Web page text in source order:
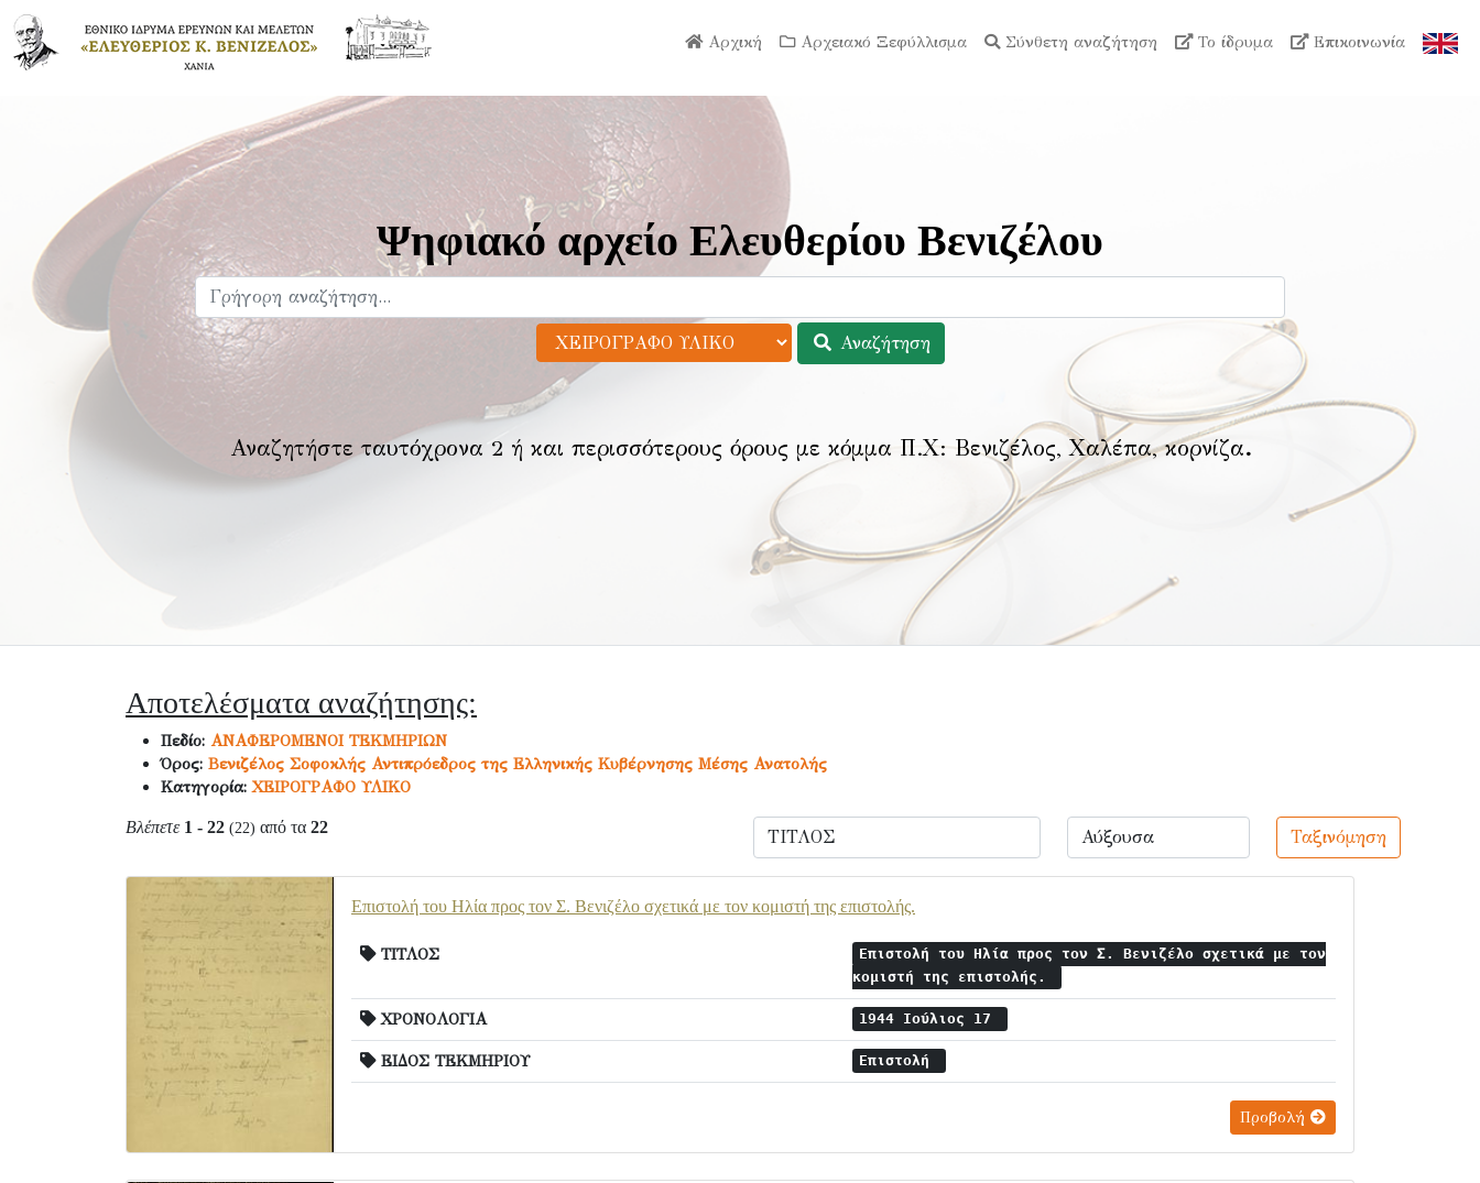
Αρχική Αρχειακό Ξεφύλλισμα Σύνθετη αναζήτηση Το ίδρυμα Επικοινωνία
Ψηφιακό αρχείο Ελευθερίου Βενιζέλου
Αναζήτηση
Αναζητήστε ταυτόχρονα 2 ή και περισσότερους όρους με κόμμα Π.Χ: Βενιζέλος, Χαλέπα, κορνίζα.
Αποτελέσματα αναζήτησης:
Πεδίο: ΑΝΑΦΕΡΟΜΕΝΟΙ ΤΕΚΜΗΡΙΩΝ
Όρος: Βενιζέλος Σοφοκλής Αντιπρόεδρος της Ελληνικής Κυβέρνησης Μέσης Ανατολής
Κατηγορία:ΧΕΙΡΟΓΡΑΦΟ ΥΛΙΚΟ
Βλέπετε 1 - 22 (22) από τα 22 Ταξινόμηση
Επιστολή του Ηλία προς τον Σ. Βενιζέλο σχετικά με τον κομιστή της επιστολής.
ΤΙΤΛΟΣ
Επιστολή του Ηλία προς τον Σ. Βενιζέλο σχετικά με τον
κομιστή της επιστολής.
ΧΡΟΝΟΛΟΓΙΑ 1944 Ιούλιος 17
ΕΙΔΟΣ ΤΕΚΜΗΡΙΟΥ Επιστολή
Προβολή